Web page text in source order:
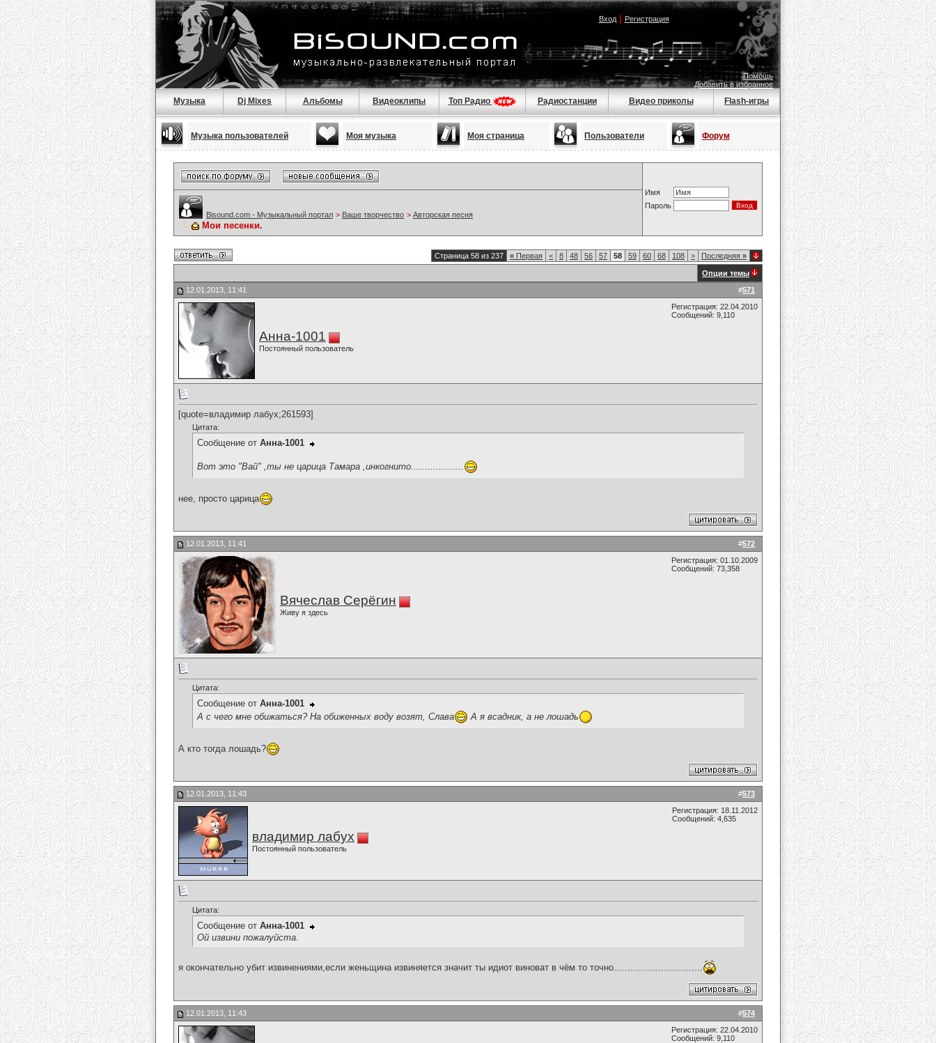
Вход| Регистрация
Помощь
Добавить в избранное
Музыка Dj Mixes Альбомы Видеоклипы Топ Радио Радиостанции Видео приколы Flash-игры
Музыка пользователей Моя музыка Моя страница Пользователи Форум
Имя
Пароль
Bisound.com - Музыкальный портал > Ваше творчество > Авторская песня
Мои песенки.
Страница 58 из 237 « Первая < 8 48 56 57 58 59 60 68 108 > Последняя »
Опции темы
#571
12.01.2013, 11:41
Анна-1001
Постоянный пользователь
Регистрация: 22.04.2010
Сообщений: 9,110
[quote=владимир лабух;261593]
Цитата:
Сообщение от Анна-1001
Вот это "Вай" ,ты не царица Тамара ,инкогнито...................
нее, просто царица
#572
12.01.2013, 11:41
Вячеслав Серёгин
Живу я здесь
Регистрация: 01.10.2009
Сообщений: 73,358
Цитата:
Сообщение от Анна-1001
А с чего мне обижаться? На обиженных воду возят, Слава
А я всадник, а не лошадь
А кто тогда лошадь?
#573
12.01.2013, 11:43
владимир лабух
Постоянный пользователь
Регистрация: 18.11.2012
Сообщений: 4,635
Цитата:
Сообщение от Анна-1001
Ой извини пожалуйста.
я окончательно убит извинениями,если женьщина извиняется значит ты идиот виноват в чём то точно................................
#574
12.01.2013, 11:43
Регистрация: 22.04.2010
Сообщений: 9,110